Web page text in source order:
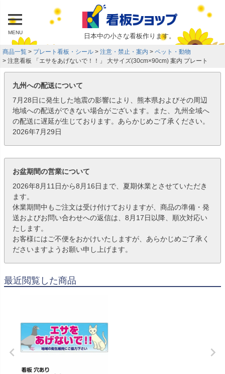
MENU 日本中の小さな看板作ります。
商品一覧 プレート看板・シール 注意・禁止・案内
ペット・動物
注意看板 「エサをあげないで！！」 大サイズ(30cm×90cm) 案内 プレート
九州への配送について
7月28日に発生した地震の影響により、熊本県およびその周辺
地域への配送ができない場合がございます。また、九州全域へ
の配送に遅延が生じております。あらかじめご了承ください。
2026年7月29日
お盆期間の営業について
2026年8月11日から8月16日まで、夏期休業とさせていただき
ます。
休業期間中もご注文は受け付けておりますが、商品の準備・発
送およびお問い合わせへの返信は、8月17日以降、順次対応い
たします。
お客様にはご不便をおかけいたしますが、あらかじめご了承く
ださいますようお願い申し上げます。
最近閲覧した商品